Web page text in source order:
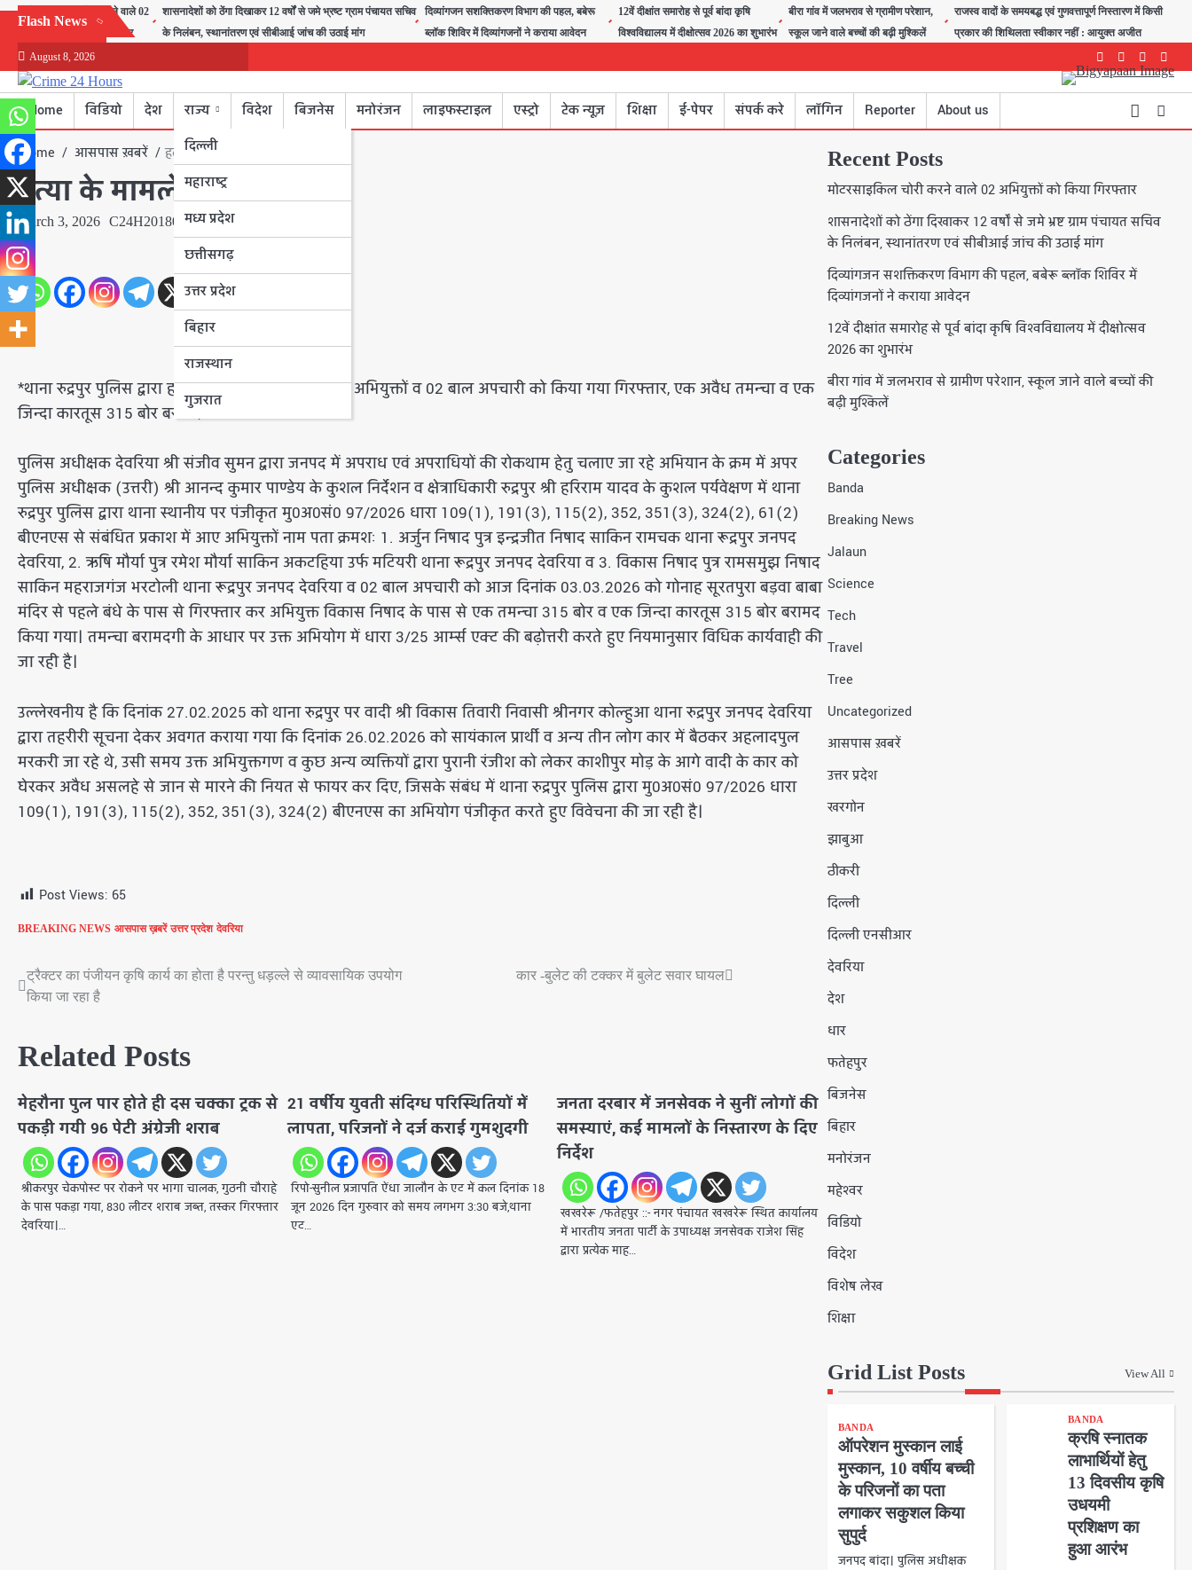
Skip
content
Flash News
मोटरसाइकिल चोरी करने वाले 02
अभियुक्तों को किया गिरफ्तार
शासनादेशों को ठेंगा दिखाकर 12 वर्षों से जमे भ्रष्ट ग्राम पंचायत सचिव
के निलंबन, स्थानांतरण एवं सीबीआई जांच की उठाई मांग
दिव्यांगजन सशक्तिकरण विभाग की पहल, बबेरू
ब्लॉक शिविर में दिव्यांगजनों ने कराया आवेदन
12वें दीक्षांत समारोह से पूर्व बांदा कृषि
विश्वविद्यालय में दीक्षोत्सव 2026 का शुभारंभ
बीरा गांव में जलभराव से ग्रामीण परेशान,
स्कूल जाने वाले बच्चों की बढ़ी मुश्किलें
राजस्व वादों के समयबद्ध एवं गुणवत्तापूर्ण निस्तारण में किसी
प्रकार की शिथिलता स्वीकार नहीं : आयुक्त अजीत
August 8, 2026 Facebook
Instagram
youtube
Home विडियो देश
राज्य
दिल्ली
महाराष्ट्र
मध्य प्रदेश
छत्तीसगढ़
उत्तर प्रदेश
बिहार
राजस्थान
गुजरात
विदेश बिजनेस मनोरंजन लाइफस्टाइल एस्ट्रो टेक न्यूज़ शिक्षा ई-पेपर संपर्क करे लॉगिन Reporter About us
Home आसपास ख़बरें हत्या के मामले में गिरफ्तारी
हत्या के मामले में गिरफ्तारी
March 3, 2026 C24H201800218DEO
*थाना रुद्रपुर पुलिस द्वारा हत्या के प्रयास के प्रकरण में 03 अभियुक्तों व 02 बाल अपचारी को किया गया गिरफ्तार, एक अवैध तमन्चा व एक
जिन्दा कारतूस 315 बोर बरामद*
पुलिस अधीक्षक देवरिया श्री संजीव सुमन द्वारा जनपद में अपराध एवं अपराधियों की रोकथाम हेतु चलाए जा रहे अभियान के क्रम में अपर
पुलिस अधीक्षक (उत्तरी) श्री आनन्द कुमार पाण्डेय के कुशल निर्देशन व क्षेत्राधिकारी रुद्रपुर श्री हरिराम यादव के कुशल पर्यवेक्षण में थाना
रुद्रपुर पुलिस द्वारा थाना स्थानीय पर पंजीकृत मु0अ0सं0 97/2026 धारा 109(1), 191(3), 115(2), 352, 351(3), 324(2), 61(2)
बीएनएस से संबंधित प्रकाश में आए अभियुक्तों नाम पता क्रमशः 1. अर्जुन निषाद पुत्र इन्द्रजीत निषाद साकिन रामचक थाना रूद्रपुर जनपद
देवरिया, 2. ऋषि मौर्या पुत्र रमेश मौर्या साकिन अकटहिया उर्फ मटियरी थाना रूद्रपुर जनपद देवरिया व 3. विकास निषाद पुत्र रामसमुझ निषाद
साकिन महराजगंज भरटोली थाना रूद्रपुर जनपद देवरिया व 02 बाल अपचारी को आज दिनांक 03.03.2026 को गोनाह सूरतपुरा बड़वा बाबा
मंदिर से पहले बंधे के पास से गिरफ्तार कर अभियुक्त विकास निषाद के पास से एक तमन्चा 315 बोर व एक जिन्दा कारतूस 315 बोर बरामद
किया गया। तमन्चा बरामदगी के आधार पर उक्त अभियोग में धारा 3/25 आर्म्स एक्ट की बढ़ोत्तरी करते हुए नियमानुसार विधिक कार्यवाही की
जा रही है।
उल्लेखनीय है कि दिनांक 27.02.2025 को थाना रुद्रपुर पर वादी श्री विकास तिवारी निवासी श्रीनगर कोल्हुआ थाना रुद्रपुर जनपद देवरिया
द्वारा तहरीरी सूचना देकर अवगत कराया गया कि दिनांक 26.02.2026 को सायंकाल प्रार्थी व अन्य तीन लोग कार में बैठकर अहलादपुल
मरकरी जा रहे थे, उसी समय उक्त अभियुक्तगण व कुछ अन्य व्यक्तियों द्वारा पुरानी रंजीश को लेकर काशीपुर मोड़ के आगे वादी के कार को
घेरकर अवैध असलहे से जान से मारने की नियत से फायर कर दिए, जिसके संबंध में थाना रुद्रपुर पुलिस द्वारा मु0अ0सं0 97/2026 धारा
109(1), 191(3), 115(2), 352, 351(3), 324(2) बीएनएस का अभियोग पंजीकृत करते हुए विवेचना की जा रही है।
Post Views: 65
BREAKING NEWS आसपास ख़बरें उत्तर प्रदेश देवरिया
Post
ट्रैक्टर का पंजीयन कृषि कार्य का होता है परन्तु धड़ल्ले से व्यावसायिक उपयोग
किया जा रहा है
कार -बुलेट की टक्कर में बुलेट सवार घायल
Related Posts
मेहरौना पुल पार होते ही दस चक्का ट्रक से
पकड़ी गयी 96 पेटी अंग्रेजी शराब
श्रीकरपुर चेकपोस्ट पर रोकने पर भागा चालक, गुठनी चौराहे
के पास पकड़ा गया, 830 लीटर शराब जब्त, तस्कर गिरफ्तार
देवरिया।…
21 वर्षीय युवती संदिग्ध परिस्थितियों में
लापता, परिजनों ने दर्ज कराई गुमशुदगी
रिपो-सुनील प्रजापति ऐंधा जालौन के एट में कल दिनांक 18
जून 2026 दिन गुरुवार को समय लगभग 3:30 बजे,थाना
एट…
जनता दरबार में जनसेवक ने सुनीं लोगों की
समस्याएं, कई मामलों के निस्तारण के दिए
निर्देश
खखरेरू /फतेहपुर ::- नगर पंचायत खखरेरू स्थित कार्यालय
में भारतीय जनता पार्टी के उपाध्यक्ष जनसेवक राजेश सिंह
द्वारा प्रत्येक माह…
Recent Posts
मोटरसाइकिल चोरी करने वाले 02 अभियुक्तों को किया गिरफ्तार
शासनादेशों को ठेंगा दिखाकर 12 वर्षों से जमे भ्रष्ट ग्राम पंचायत सचिव
के निलंबन, स्थानांतरण एवं सीबीआई जांच की उठाई मांग
दिव्यांगजन सशक्तिकरण विभाग की पहल, बबेरू ब्लॉक शिविर में
दिव्यांगजनों ने कराया आवेदन
12वें दीक्षांत समारोह से पूर्व बांदा कृषि विश्वविद्यालय में दीक्षोत्सव
2026 का शुभारंभ
बीरा गांव में जलभराव से ग्रामीण परेशान, स्कूल जाने वाले बच्चों की
बढ़ी मुश्किलें
Categories
Banda
Breaking News
Jalaun
Science
Tech
Travel
Tree
Uncategorized
आसपास ख़बरें
उत्तर प्रदेश
खरगोन
झाबुआ
ठीकरी
दिल्ली
दिल्ली एनसीआर
देवरिया
देश
धार
फतेहपुर
बिजनेस
बिहार
मनोरंजन
महेश्वर
विडियो
विदेश
विशेष लेख
शिक्षा
Grid List Posts View All
BANDA
ऑपरेशन मुस्कान लाई
मुस्कान, 10 वर्षीय बच्ची
के परिजनों का पता
लगाकर सकुशल किया
सुपुर्द
जनपद बांदा। पुलिस अधीक्षक
BANDA
क्रषि स्नातक
लाभार्थियों हेतु
13 दिवसीय कृषि
उधयमी
प्रशिक्षण का
हुआ आरंभ